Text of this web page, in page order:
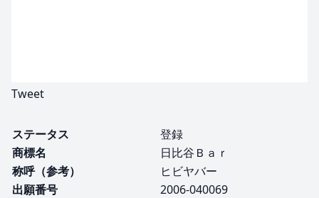
Tweet
ステータス
登録
商標名
日比谷Ｂａｒ
称呼（参考）
ヒビヤバー
出願番号
2006-040069